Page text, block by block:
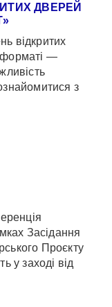
ДВЕРЕЙ
відкритих
форматі —
з
Засідання
Проєкту
у заході від